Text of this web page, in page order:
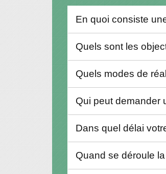
En quoi consiste
Quels sont les
Quels modes de
Qui peut demander
Dans quel délai
Quand se déroule